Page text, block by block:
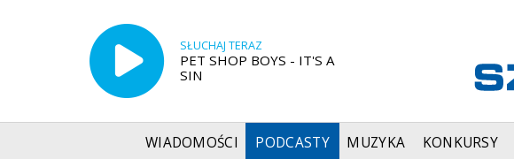
SŁUCHAJ TERAZ
PET SHOP BOYS - IT'S A
SIN
WIADOMOŚCI PODCASTY MUZYKA KONKURSY